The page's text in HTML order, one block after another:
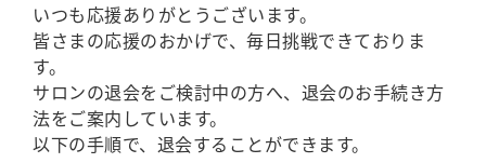
いつも応援ありがとうございます。
皆さまの応援のおかげで、毎日挑戦できておりま
す。
サロンの退会をご検討中の方へ、退会のお手続き方
法をご案内しています。
以下の手順で、退会することができます。